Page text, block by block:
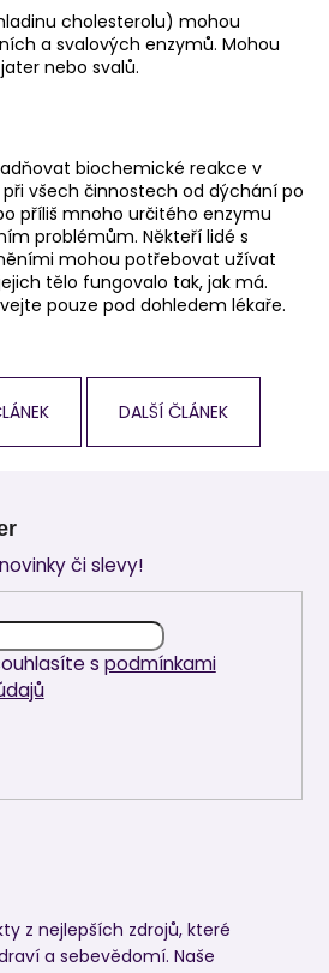
cholesterolu) mohou
a svalových enzymů. Mohou
nebo svalů.
biochemické reakce v
všech činnostech od dýchání po
příliš mnoho určitého enzymu
problémům. Někteří lidé s
mohou potřebovat užívat
tělo fungovalo tak, jak má.
pouze pod dohledem lékaře.
DALŠÍ ČLÁNEK
či slevy!
s podmínkami
z nejlepších zdrojů, které
a sebevědomí. Naše